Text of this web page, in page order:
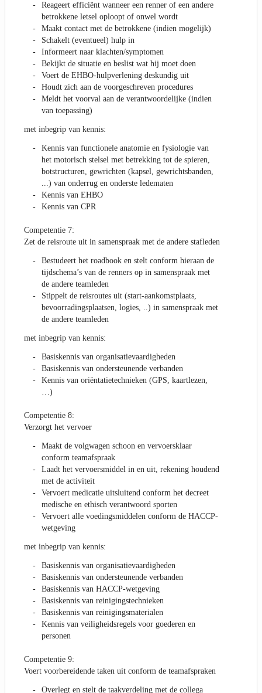
Reageert efficiënt wanneer een renner of een andere
betrokkene letsel oploopt of onwel wordt
Maakt contact met de betrokkene (indien mogelijk)
Schakelt (eventueel) hulp in
Informeert naar klachten/symptomen
Bekijkt de situatie en beslist wat hij moet doen
Voert de EHBO-hulpverlening deskundig uit
Houdt zich aan de voorgeschreven procedures
Meldt het voorval aan de verantwoordelijke (indien
van toepassing)
met inbegrip van kennis:
Kennis van functionele anatomie en fysiologie van
het motorisch stelsel met betrekking tot de spieren,
botstructuren, gewrichten (kapsel, gewrichtsbanden,
...) van onderrug en onderste ledematen
Kennis van EHBO
Kennis van CPR
Competentie 7:
Zet de reisroute uit in samenspraak met de andere stafleden
Bestudeert het roadbook en stelt conform hieraan de
tijdschema’s van de renners op in samenspraak met
de andere teamleden
Stippelt de reisroutes uit (start-aankomstplaats,
bevoorradingsplaatsen, logies, ..) in samenspraak met
de andere teamleden
met inbegrip van kennis:
Basiskennis van organisatievaardigheden
Basiskennis van ondersteunende verbanden
Kennis van oriëntatietechnieken (GPS, kaartlezen,
…)
Competentie 8:
Verzorgt het vervoer
Maakt de volgwagen schoon en vervoersklaar
conform teamafspraak
Laadt het vervoersmiddel in en uit, rekening houdend
met de activiteit
Vervoert medicatie uitsluitend conform het decreet
medische en ethisch verantwoord sporten
Vervoert alle voedingsmiddelen conform de HACCP-
wetgeving
met inbegrip van kennis:
Basiskennis van organisatievaardigheden
Basiskennis van ondersteunende verbanden
Basiskennis van HACCP-wetgeving
Basiskennis van reinigingstechnieken
Basiskennis van reinigingsmaterialen
Kennis van veiligheidsregels voor goederen en
personen
Competentie 9:
Voert voorbereidende taken uit conform de teamafspraken
Overlegt en stelt de taakverdeling met de collega